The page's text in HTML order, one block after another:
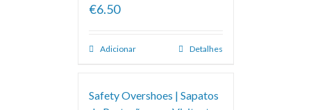
€6.50
Adicionar Detalhes
Safety Overshoes | Sapatos